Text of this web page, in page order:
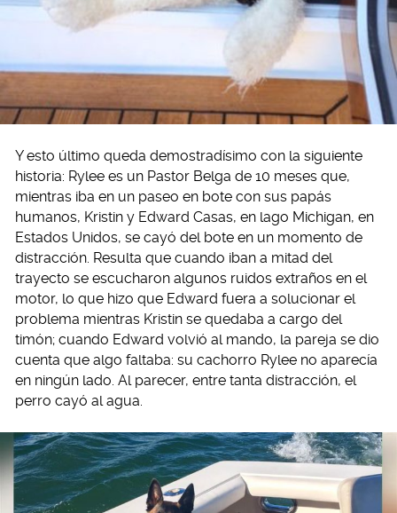
Y esto último queda demostradísimo con la siguiente
historia: Rylee es un Pastor Belga de 10 meses que,
mientras iba en un paseo en bote con sus papás
humanos, Kristin y Edward Casas, en lago Michigan, en
Estados Unidos, se cayó del bote en un momento de
distracción. Resulta que cuando iban a mitad del
trayecto se escucharon algunos ruidos extraños en el
motor, lo que hizo que Edward fuera a solucionar el
problema mientras Kristin se quedaba a cargo del
timón; cuando Edward volvió al mando, la pareja se dio
cuenta que algo faltaba: su cachorro Rylee no aparecía
en ningún lado. Al parecer, entre tanta distracción, el
perro cayó al agua.